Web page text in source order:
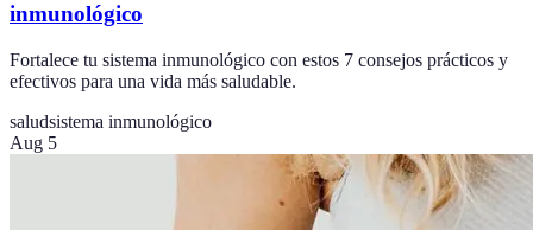
inmunológico
Fortalece tu sistema inmunológico con estos 7 consejos prácticos y
efectivos para una vida más saludable.
saludsistema inmunológico
Aug 5